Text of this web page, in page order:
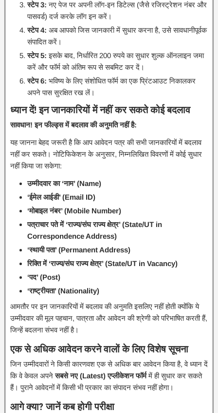
स्टेप 3: नए पेज पर अपनी लॉग-इन डिटेल्स (जैसे रजिस्ट्रेशन नंबर और
पासवर्ड) दर्ज करके लॉग इन करें।
स्टेप 4: अब आपको जिस जानकारी में सुधार करना है, उसे सावधानीपूर्वक
संपादित करें।
स्टेप 5: इसके बाद, निर्धारित 200 रुपये का सुधार शुल्क ऑनलाइन जमा
करें और फॉर्म को अंतिम रूप से सबमिट कर दें।
स्टेप 6: भविष्य के लिए संशोधित फॉर्म का एक प्रिंटआउट निकालकर
अपने पास सुरक्षित रख लें।
ध्यान दें! इन जानकारियों में नहीं कर सकते कोई बदलाव
सावधान! इन फील्ड्स में बदलाव की अनुमति नहीं है:
यह जानना बेहद जरूरी है कि आप आवेदन पत्र की सभी जानकारियों में बदलाव
नहीं कर सकते। नोटिफिकेशन के अनुसार, निम्नलिखित विवरणों में कोई सुधार
नहीं किया जा सकेगा:
उम्मीदवार का ‘नाम’ (Name)
‘ईमेल आईडी’ (Email ID)
‘मोबाइल नंबर’ (Mobile Number)
पत्राचार पते में ‘राज्य/संघ राज्य क्षेत्र’ (State/UT in
Correspondence Address)
‘स्थायी पता’ (Permanent Address)
रिक्ति में ‘राज्य/संघ राज्य क्षेत्र’ (State/UT in Vacancy)
‘पद’ (Post)
‘राष्ट्रीयता’ (Nationality)
आमतौर पर इन जानकारियों में बदलाव की अनुमति इसलिए नहीं होती क्योंकि ये
उम्मीदवार की मूल पहचान, पात्रता और आवेदन की श्रेणी को परिभाषित करती हैं,
जिन्हें बदलना संभव नहीं है।
एक से अधिक आवेदन करने वालों के लिए विशेष सूचना
जिन उम्मीदवारों ने किसी कारणवश एक से अधिक बार आवेदन किया है, वे ध्यान दें
कि वे केवल अपनेसबसे नए (Latest) एप्लीकेशन फॉर्ममें ही सुधार कर सकते
हैं। पुराने आवेदनों में किसी भी प्रकार का संपादन संभव नहीं होगा।
आगे क्या? जानें कब होगी परीक्षा